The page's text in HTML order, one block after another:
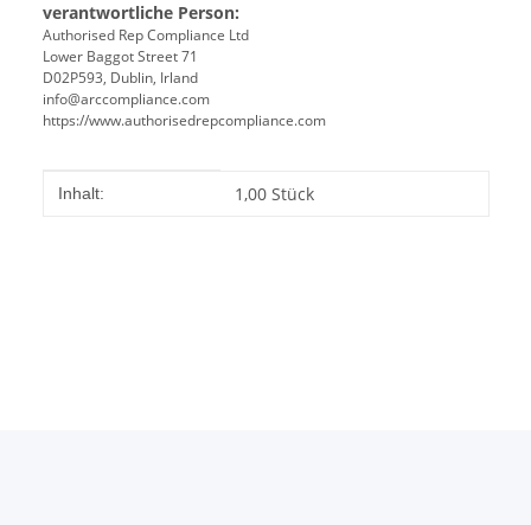
verantwortliche Person:
Authorised Rep Compliance Ltd
Lower Baggot Street 71
D02P593, Dublin, Irland
info@arccompliance.com
https://www.authorisedrepcompliance.com
Produkteigenschaft
Wert
Inhalt: 1,00 Stück